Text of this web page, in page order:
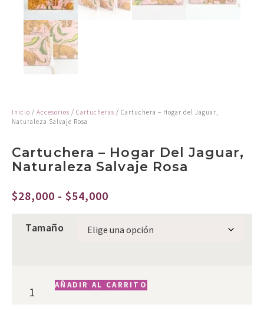
Inicio / Accesorios / Cartucheras / Cartuchera – Hogar del Jaguar,
Naturaleza Salvaje Rosa
Cartuchera – Hogar Del Jaguar,
Naturaleza Salvaje Rosa
$28,000 - $54,000
Tamaño
AÑADIR AL CARRITO